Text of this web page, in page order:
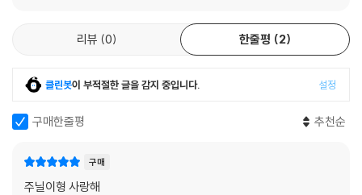
리뷰 0 한줄평 2
클린봇이 부적절한 글을 감지 중입니다. 설정
구매한줄평 추천순
구매
주닐이형 사랑해